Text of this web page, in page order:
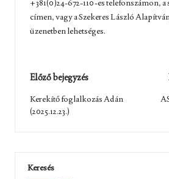
+381(0)24-672-110-es telefonszámon, a
címen, vagy aSzekeres László
üzenetben lehetséges.
Post
navigation
Előző bejegyzés
Kerekítő foglalkozás Adán
(2025.12.23.)
Keresés